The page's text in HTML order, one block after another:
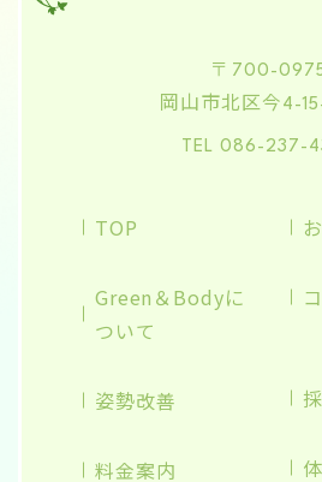
〒700-
岡山市北区今 4-
TEL 086-237-
TOP
Green＆Bodyに
ついて
姿勢改善
料金案内